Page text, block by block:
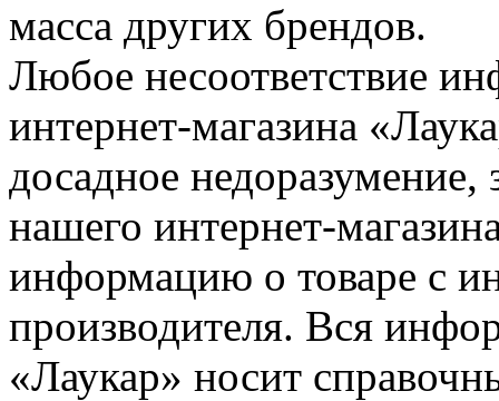
масса других брендов.
Любое несоответствие
интернет-магазина
досадное недоразумение,
нашего интернет-
информацию о товаре с
производителя. Вся
«Лаукар» носит